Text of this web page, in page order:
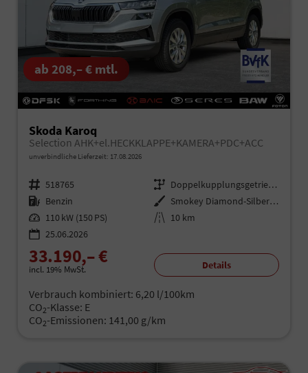
ab 208,– € mtl.
Skoda Karoq
Selection AHK+el.HECKKLAPPE+KAMERA+PDC+ACC
unverbindliche Lieferzeit: 17.08.2026
Fahrzeugnr. 518765 Getriebe
Doppelkupplungsgetriebe (DSG)
Kraftstoff Benzin Außenfarbe
Smokey Diamond-Silber Metallic
Leistung 110 kW (150 PS) Kilometerstand 10 km
25.06.2026
33.190,– €
incl. 19% MwSt. Details
Verbrauch kombiniert: 6,20 l/100km
CO2-Klasse: E
CO2-Emissionen: 141,00 g/km